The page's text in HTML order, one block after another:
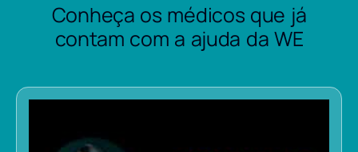
Conheça os médicos que já
contam com a ajuda da WE